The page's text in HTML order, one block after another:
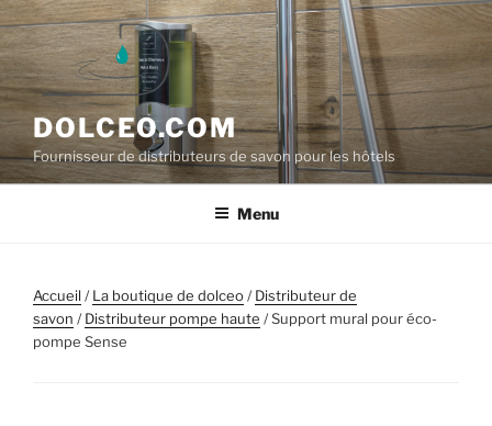
Aller
au
contenu
principal
DOLCEO.COM
Fournisseur de distributeurs de savon pour les hôtels
Menu
Accueil/La boutique de dolceo/Distributeur de
savon /Distributeur pompe haute / Support mural pour éco-
pompe Sense